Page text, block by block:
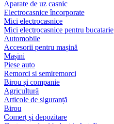
Aparate de uz casnic
Electrocasnice încorporate
Mici electrocasnice
Mici electrocasnice pentru bucatarie
Automobile
Accesorii pentru mașină
Mașini
Piese auto
Remorci si semiremorci
Birou și companie
Agricultură
Articole de siguranță
Birou
Comerț și depozitare